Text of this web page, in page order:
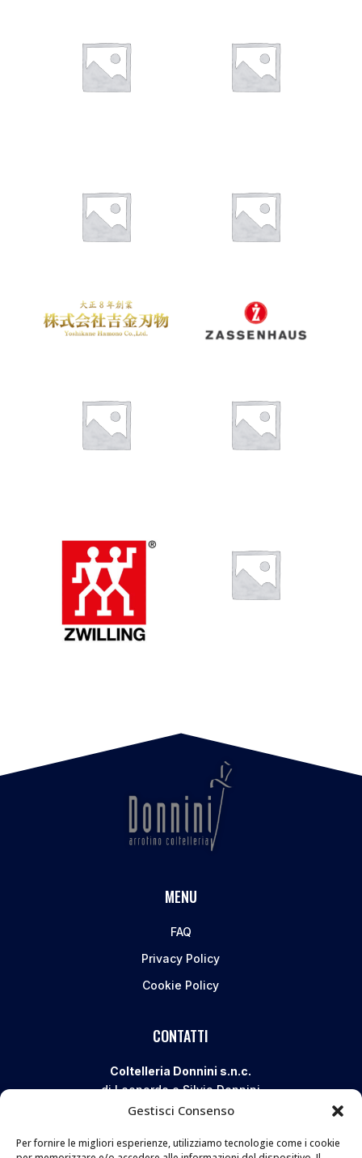
Gestisci Consenso
Per fornire le migliori esperienze, utilizziamo tecnologie come i cookie
MENU
FAQ
Privacy Policy
Cookie Policy
CONTATTI
Coltelleria Donnini s.n.c.
di Leonardo e Silvia Donnini
Via Giovanni Lanza, 70 – 50136 FIRENZE
Telefono e WhatsApp:055 661 438